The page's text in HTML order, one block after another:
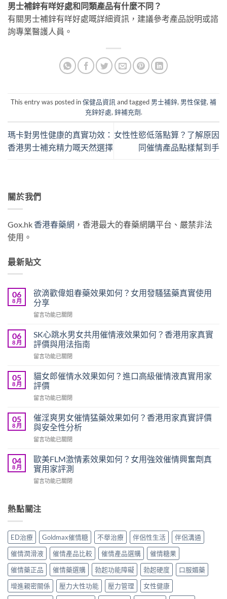
男士補鋅有咩好處和同類產品有什麼不同？
有關男士補鋅有咩好處嘅詳細資訊，建議參考產品說明或諮
詢專業醫護人員。
This entry was posted in保健品資訊 and tagged 男士補鋅, 男性保健, 補
充鋅好處, 鋅補充劑.
瑪卡對男性健康的真實功效：
香港男士補充精力嘅天然選擇
女性性慾低落點算？了解原因
同催情產品點樣幫到手
關於我們
Gox.hk香港春藥網 ，香港最大的春藥網購平台、嚴禁非法
使用。
最新貼文
06
8 月
欲滴歡偉姐春藥效果如何？女用發騷猛藥真實使用
分享
在
滴
歡
偉
姐
藥
效
果
如
女
用
騷
藥
真
實
分
享〉
留言功能已關閉
06
8 月
SK心跳水男女共用催情液效果如何？香港用家真實
評價與用法指南
在
心
跳
水
男
共
用
催
情
效
果
何？
用
評
價
與
用
法
指
南〉
留言功能已關閉
05
8 月
貓女郎催情水效果如何？進口高級催情液真實用家
評價
在
女
郎
催
情
效
果
如
何？
高
液
真
實
用
家
評
價〉
留言功能已關閉
05
8 月
催淫爽男女催情猛藥效果如何？香港用家真實評價
與安全性分析
在
淫
爽
男
女
猛
果
如
何？
香
港
用
家
真
留言功能已關閉
04
8 月
歐美FLM激情素效果如何？女用強效催情興奮劑真
實用家評測
在
FLM
激
素
果
如
何？
女
用
強
留言功能已關閉
熱點關注
ED治療 Goldmax催情糖 不舉治療 伴侶性生活
伴侶溝通
催情潤滑液
催情產品比較 催情產品選購
催情糖果
催情藥正品
催情藥選購 勃起功能障礙 勃起硬度
口服媚藥
增進親密關係
壓力大性功能 壓力管理
女性健康